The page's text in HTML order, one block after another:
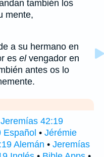
también los
mente,
a su hermano en
es elvengador en
antes os lo
Jeremías 42:19
• Jérémie
Alemán • Jeremías